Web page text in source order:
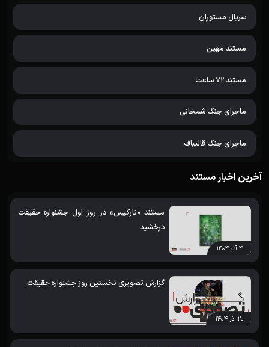
سریال مستوران
مستند مهین
مستند 72 ساعت
ماجرای جنگ شمخانی
ماجرای جنگ قالیباف
آخرین اخبار مستند
۲۱ آذر ۱۴۰۴
مستند «نارکیس» در روز اول جشنواره حقیقت
درخشید
۲۰ آذر ۱۴۰۴
گزارش تصویری نخستین روز جشنواره حقیقت